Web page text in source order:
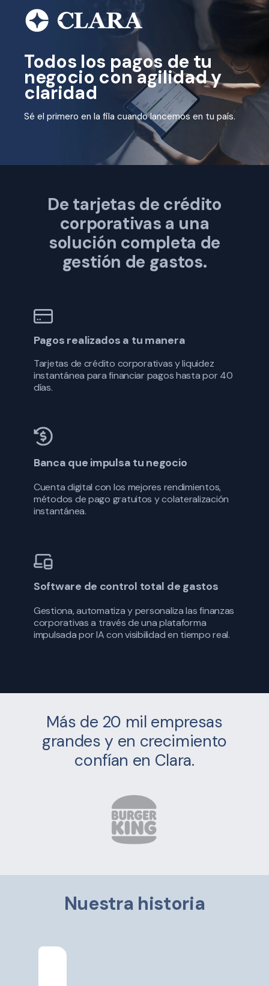
Todos los pagos de tu
negocio con agilidad y
claridad
Sé el primero en la fila cuando lancemos en tu país.
De tarjetas de crédito
corporativas a una
solución completa de
gestión de gastos.
Pagos realizados a tu manera
Tarjetas de crédito corporativas y liquidez
instantánea para financiar pagos hasta por 40
días.
Banca que impulsa tu negocio
Cuenta digital con los mejores rendimientos,
métodos de pago gratuitos y colateralización
instantánea.
Software de control total de gastos
Gestiona, automatiza y personaliza las finanzas
corporativas a través de una plataforma
impulsada por IA con visibilidad en tiempo real.
Más de 20 mil empresas
grandes y en crecimiento
confían en Clara.
Nuestra historia